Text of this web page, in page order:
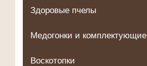
Здоровые пчелы
Медогонки и комплектующие
Воскотопки